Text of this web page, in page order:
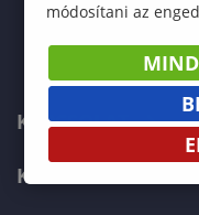
KAPCSOLAT
KÉPZÉSKERESŐ
módosítani az